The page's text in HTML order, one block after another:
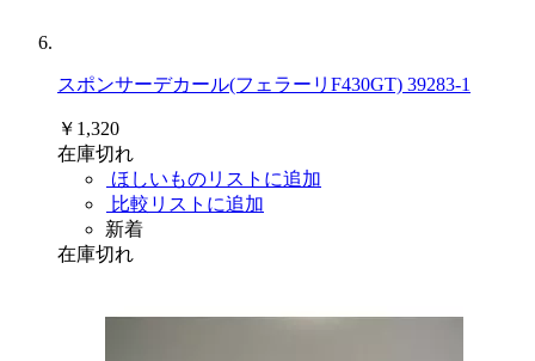
スポンサーデカール(フェラーリF430GT) 39283-1
￥1,320
在庫切れ
ほしいものリストに追加
比較リストに追加
新着
在庫切れ